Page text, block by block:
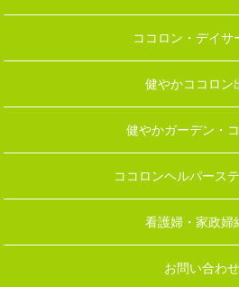
ココロン・デイサ
健やかココロン
健やかガーデン・
ココロンヘルパース
看護婦・家政婦
お問い合わせ